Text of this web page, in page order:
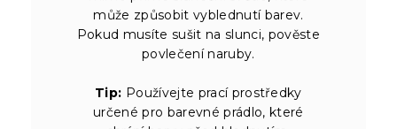
může způsobit vyblednutí barev.
Pokud musíte sušit na slunci, pověste
povlečení naruby.
Tip: Používejte prací prostředky
určené pro barevné prádlo, které